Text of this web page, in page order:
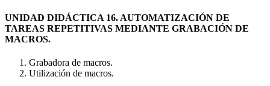
UNIDAD DIDÁCTICA 16. AUTOMATIZACIÓN DE
TAREAS REPETITIVAS MEDIANTE GRABACIÓN DE
MACROS.
Grabadora de macros.
Utilización de macros.